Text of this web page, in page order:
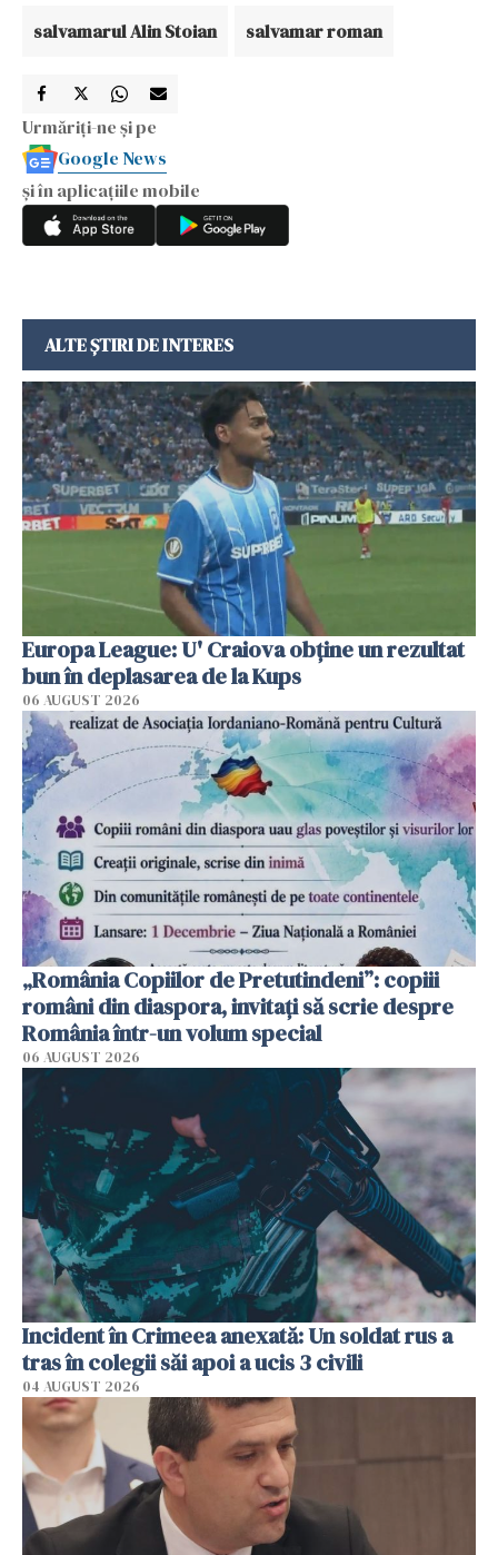
salvamarul Alin Stoian salvamar roman
Urmăriți-ne și pe
Google News
și în aplicațiile mobile
ALTE ȘTIRI DE INTERES
Europa League: U' Craiova obține un rezultat
bun în deplasarea de la Kups
06 AUGUST 2026
„România Copiilor de Pretutindeni”: copiii
români din diaspora, invitați să scrie despre
România într-un volum special
06 AUGUST 2026
Incident în Crimeea anexată: Un soldat rus a
tras în colegii săi apoi a ucis 3 civili
04 AUGUST 2026